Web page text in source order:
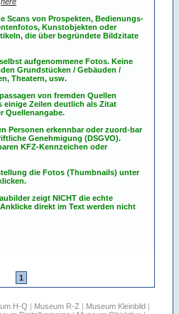
Scans von Prospekten, Bedienungs-
Kunstobjekten oder
die über begründete Bildzitate
aufgenommene Fotos. Keine
Grundstücken / Gebäuden /
Theatern, usw.
von fremden Quellen
einige Zeilen deutlich als Zitat
Quellenangabe.
Personen erkennbar oder zuord-bar
Genehmigung (DSGVO).
KFZ-Kennzeichen oder
die Fotos (Thumbnails) unter
zeigt NICHT die echte
direkt im Text werden nicht
1
H-Q | Museum R-Z | Museum Kleinbild |